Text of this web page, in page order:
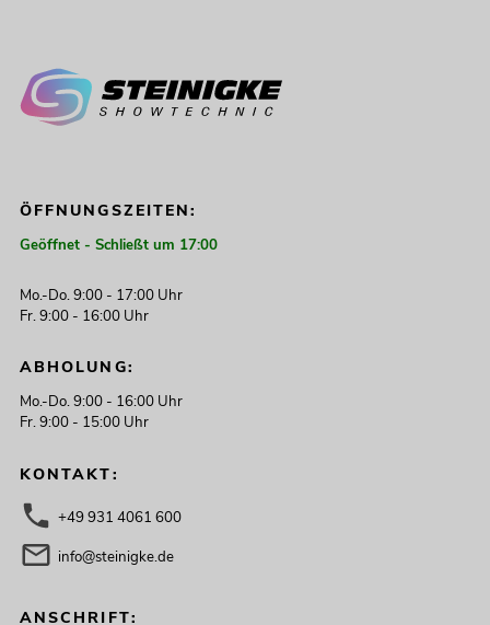
ÖFFNUNGSZEITEN:
Geöffnet - Schließt um 17:00
Mo.-Do. 9:00 - 17:00 Uhr
Fr. 9:00 - 16:00 Uhr
ABHOLUNG:
Mo.-Do. 9:00 - 16:00 Uhr
Fr. 9:00 - 15:00 Uhr
KONTAKT:
+49 931 4061 600
info@steinigke.de
ANSCHRIFT: